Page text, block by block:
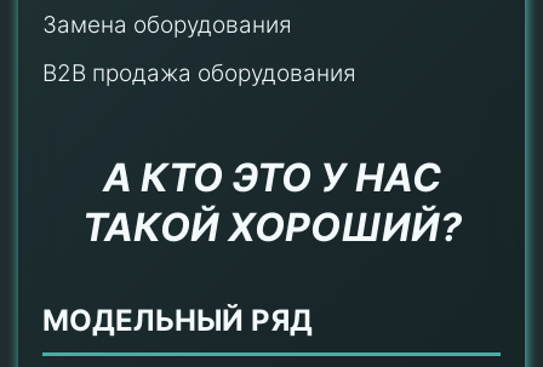
Замена оборудования
B2B продажа оборудования
А КТО ЭТО У НАС
ТАКОЙ ХОРОШИЙ?
МОДЕЛЬНЫЙ РЯД